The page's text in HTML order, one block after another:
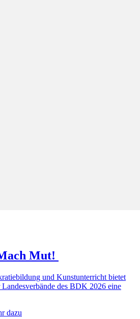
Mut!
und Kunstunterricht bietet
des BDK 2026 eine
dazu